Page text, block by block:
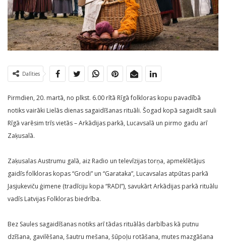
Dalīties
Pirmdien, 20. martā, no plkst. 6.00 rītā Rīgā folkloras kopu pavadībā
notiks vairāki Lielās dienas sagaidīšanas rituāli. Šogad kopā sagaidīt sauli
Rīgā varēsim trīs vietās – Arkādijas parkā, Lucavsalā un pirmo gadu arī
Zaķusalā.
Zaķusalas Austrumu galā, aiz Radio un televīzijas torņa, apmeklētājus
gaidīs folkloras kopas “Grodi” un “Garataka”, Lucavsalas atpūtas parkā
Jasjukeviču ģimene (tradīciju kopa “RADI”), savukārt Arkādijas parkā rituālu
vadīs Latvijas Folkloras biedrība.
Bez Saules sagaidīšanas notiks arī tādas rituālās darbības kā putnu
dzīšana, gavilēšana, šautru mešana, šūpoļu rotāšana, mutes mazgāšana